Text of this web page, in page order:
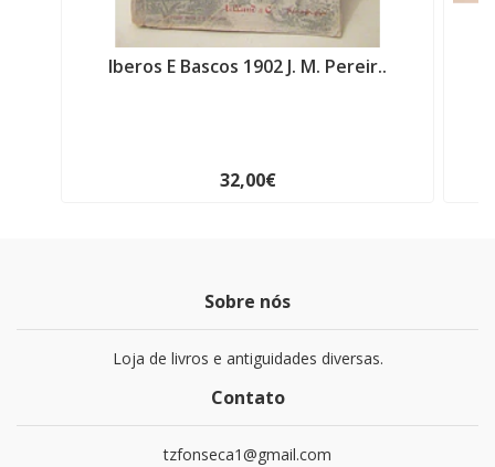
Iberos E Bascos 1902 J. M. Pereir..
32,00€
Sobre nós
Loja de livros e antiguidades diversas.
Contato
tzfonseca1@gmail.com